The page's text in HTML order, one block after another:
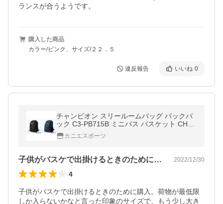
ランスが合うようです。
購入した商品
カラー/ピンク、サイズ/２２．５
違反報告 いいね 0
チャンピオン スリールームバッグ バックパ
ック C3-PB715B ミニバス バスケット CHA
MPION
カニエスポーツ
子供がバスケで出掛けるときのために購入… 2022/12/30
4
子供がバスケで出掛けるときのために購入。荷物が最低限
しか入らないかなと言った印象のサイズで、もう少し大き